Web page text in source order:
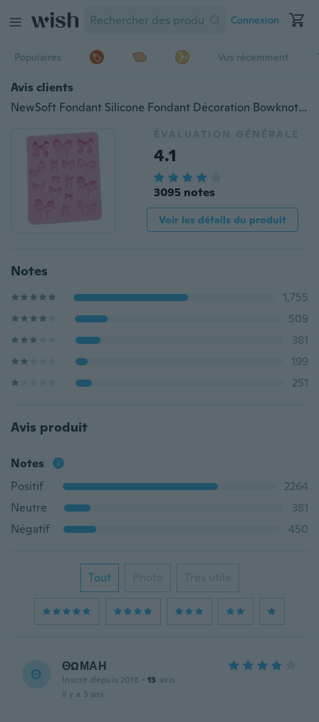
Connexion
Populaires Vus récemment
Avis clients
NewSoft Fondant Silicone Fondant Décoration Bowknot Modelage Moule à gâteau moule de cuisson GO
ÉVALUATION GÉNÉRALE
4.1
3095 notes
Voir les détails du produit
Notes
1,755
509
381
199
251
Avis produit
Notes
Positif
2264
Neutre
381
Négatif
450
Tout Photo Très utile
Θ ΘΩΜΑΗ
Inscrit depuis 2018 · 13 avis
il y a 3 ans